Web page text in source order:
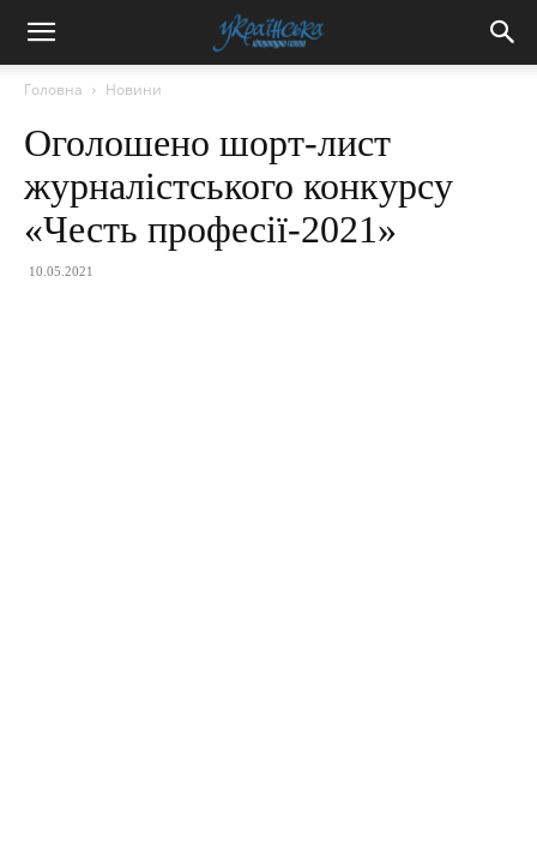
Головна Новини
Оголошено шорт-лист
журналістського конкурсу
«Честь професії-2021»
10.05.2021